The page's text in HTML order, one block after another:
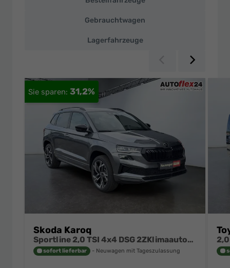
Gebrauchtwagen
Lagerfahrzeuge
Zurück
31,2%
Skoda Karoq
Sportline 2,0 TSI 4x4 DSG 2ZKlimaautomatik Canton Anhängerkupplung Totewinkel Assistent 2 x Einparkhilfe Kamera 19 Zoll Felgen adaptiver Tempomat 5J Garantie
sofort lieferbar Neuwagen mit Tageszulassung